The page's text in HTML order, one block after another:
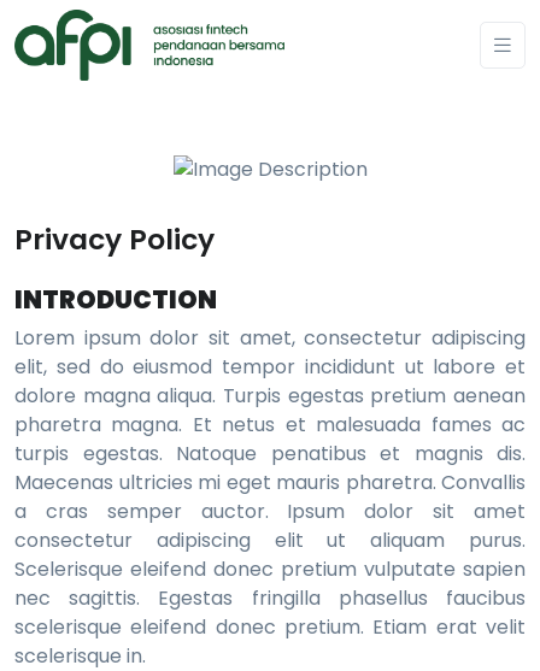
Privacy Policy
INTRODUCTION
Lorem ipsum dolor sit amet, consectetur adipiscing
elit, sed do eiusmod tempor incididunt ut labore et
dolore magna aliqua. Turpis egestas pretium aenean
pharetra magna. Et netus et malesuada fames ac
turpis egestas. Natoque penatibus et magnis dis.
Maecenas ultricies mi eget mauris pharetra. Convallis
a cras semper auctor. Ipsum dolor sit amet
consectetur adipiscing elit ut aliquam purus.
Scelerisque eleifend donec pretium vulputate sapien
nec sagittis. Egestas fringilla phasellus faucibus
scelerisque eleifend donec pretium. Etiam erat velit
scelerisque in.